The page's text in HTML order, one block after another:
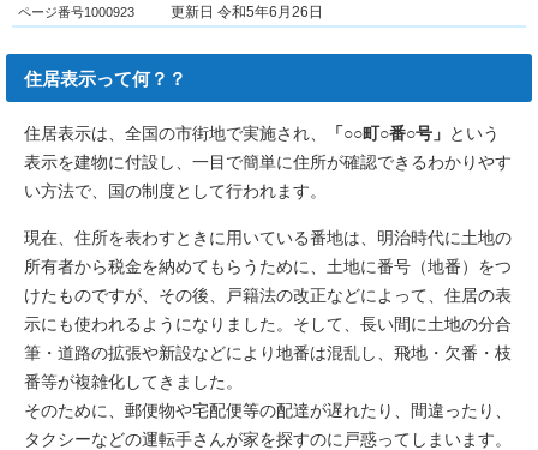
ページ番号1000923 更新日 令和5年6月26日
住居表示って何？？
住居表示は、全国の市街地で実施され、 「○○町○番○号」 という
表示を建物に付設し、一目で簡単に住所が確認できるわかりやす
い方法で、国の制度として行われます。
現在、住所を表わすときに用いている番地は、明治時代に土地の
所有者から税金を納めてもらうために、土地に番号（地番）をつ
けたものですが、その後、戸籍法の改正などによって、住居の表
示にも使われるようになりました。そして、長い間に土地の分合
筆・道路の拡張や新設などにより地番は混乱し、飛地・欠番・枝
番等が複雑化してきました。
そのために、郵便物や宅配便等の配達が遅れたり、間違ったり、
タクシーなどの運転手さんが家を探すのに戸惑ってしまいます。